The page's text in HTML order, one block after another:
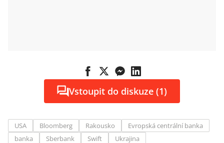
Vstoupit do diskuze (1)
USA Bloomberg Rakousko
Evropská centrální banka
banka
Sberbank Swift Ukrajina